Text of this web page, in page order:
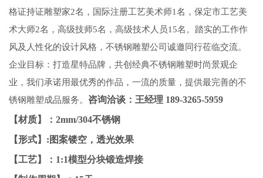
格证持证雕塑家2名，国际注册工艺美术师1名，保定市工艺美
术大师2名，高级技师5名，高级技术人员15名。踏实的工作作
风及人性化的设计风格，不锈钢雕塑公司诚邀同行莅临交流。
企业目标：打造星特品牌，共创经典不锈钢雕塑时尚景观企
业，我们承诺用最优秀的作品，一流的质量，提供最完善的不
锈钢雕塑成品 服务。 咨询洽谈：王经理 189-3265-5959
【材质】：2mm/304不锈钢
【形式】:图案镂空，透光效果
【工艺】：1:1模型分块锻造焊接